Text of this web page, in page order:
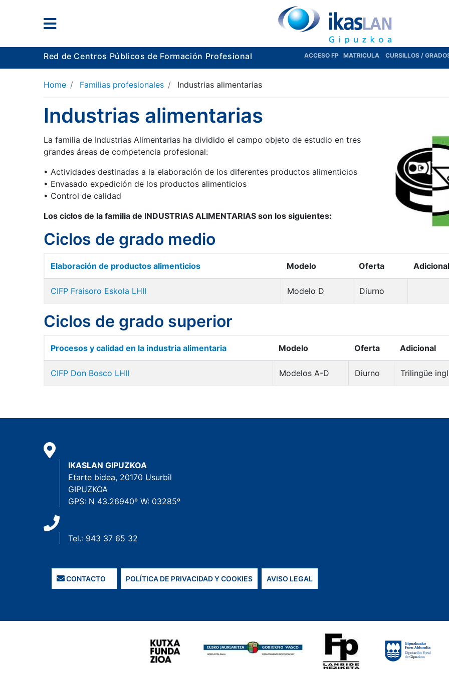
Red de Centros Públicos de Formación Profesional ACCESO FP MATRICULA CURSILLOS /
Home Familias profesionales Industrias alimentarias
Industrias alimentarias
La familia de Industrias Alimentarias ha dividido el campo objeto de estudio en tres
grandes áreas de competencia profesional:
• Actividades destinadas a la elaboración de los diferentes productos alimenticios
• Envasado expedición de los productos alimenticios
• Control de calidad
Los ciclos de la familia de INDUSTRIAS ALIMENTARIAS son los siguientes:
Ciclos de grado medio
Elaboración de productos alimenticios Modelo Oferta Adicional
CIFP Fraisoro Eskola LHII Modelo D Diurno
Ciclos de grado superior
Procesos y calidad en la industria alimentaria Modelo Oferta Adicional
CIFP Don Bosco LHII Modelos A-D Diurno Trilingüe
IKASLAN GIPUZKOA
Etarte bidea, 20170 Usurbil
GIPUZKOA
GPS: N 43.26940º W: 03285º
Tel.: 943 37 65 32
CONTACTO POLÍTICA DE PRIVACIDAD Y COOKIES AVISO LEGAL